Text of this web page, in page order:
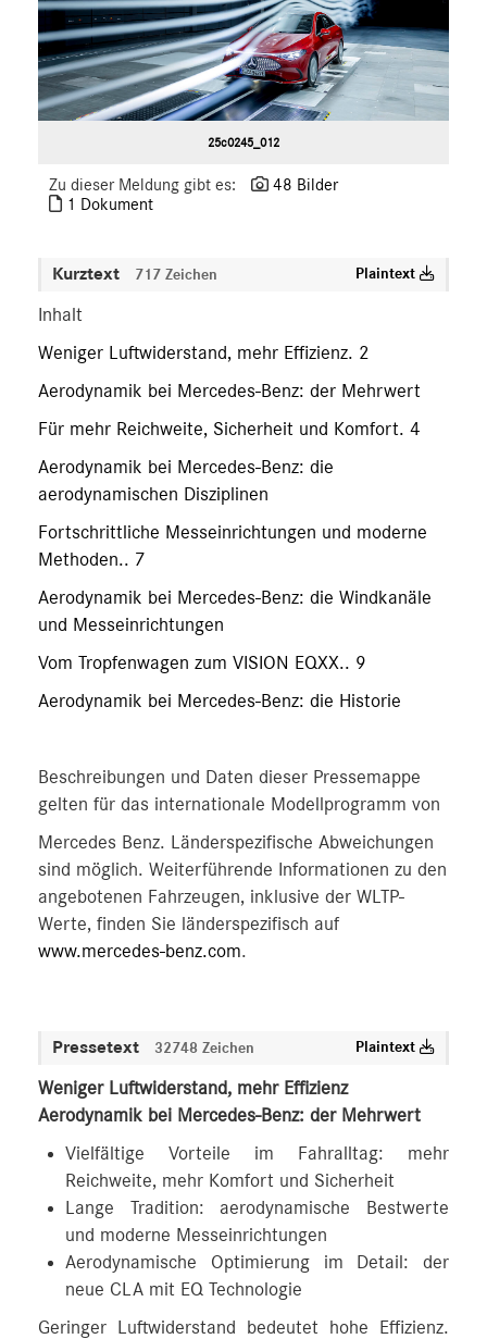
25c0245_012
Zu dieser Meldung gibt es:
48 Bilder
1 Dokument
Kurztext 717 Zeichen Plaintext
Inhalt
Weniger Luftwiderstand, mehr Effizienz. 2
Aerodynamik bei Mercedes-Benz: der Mehrwert
Für mehr Reichweite, Sicherheit und Komfort. 4
Aerodynamik bei Mercedes-Benz: die
aerodynamischen Disziplinen
Fortschrittliche Messeinrichtungen und moderne
Methoden.. 7
Aerodynamik bei Mercedes-Benz: die Windkanäle
und Messeinrichtungen
Vom Tropfenwagen zum VISION EQXX.. 9
Aerodynamik bei Mercedes-Benz: die Historie
Beschreibungen und Daten dieser Pressemappe
gelten für das internationale Modellprogramm von
Mercedes Benz. Länderspezifische Abweichungen
sind möglich. Weiterführende Informationen zu den
angebotenen Fahrzeugen, inklusive der WLTP-
Werte, finden Sie länderspezifisch auf
www.mercedes-benz.com.
Pressetext 32748 Zeichen Plaintext
Weniger Luftwiderstand, mehr Effizienz
Aerodynamik bei Mercedes-Benz: der Mehrwert
Vielfältige Vorteile im Fahralltag: mehr
Reichweite, mehr Komfort und Sicherheit
Lange Tradition: aerodynamische Bestwerte
und moderne Messeinrichtungen
Aerodynamische Optimierung im Detail: der
neue CLA mit EQ Technologie
Geringer Luftwiderstand bedeutet hohe Effizienz.